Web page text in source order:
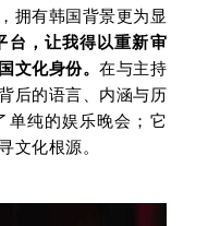
拥有韩国背景更为显
台，让我得以重新审
文化身份。 在与主持
后的语言、内涵与历
单纯的娱乐晚会；它
文化根源。